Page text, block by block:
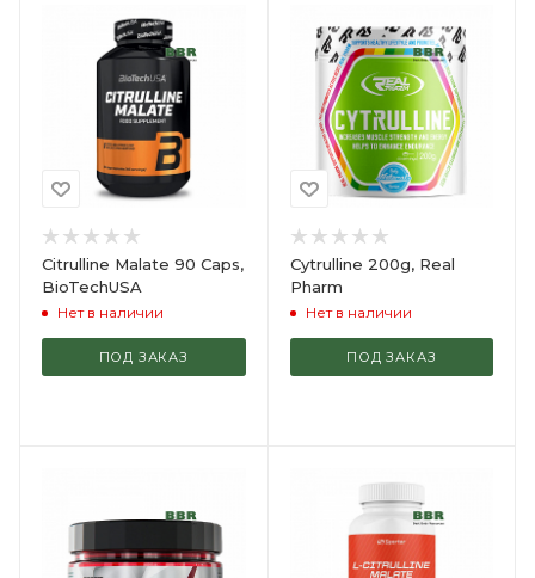
Citrulline Malate 90 Caps,
BioTechUSA
Нет в наличии
ПОД ЗАКАЗ
Cytrulline 200g, Real
Pharm
Нет в наличии
ПОД ЗАКАЗ